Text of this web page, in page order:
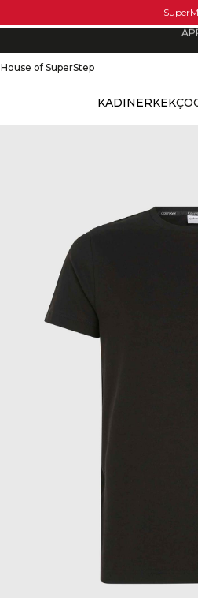
House of SuperStep
KADINERKEK